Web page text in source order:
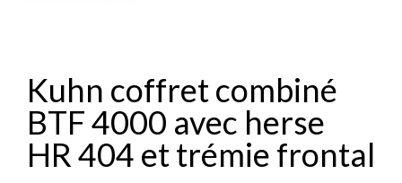
Kuhn coffret combiné
BTF 4000 avec herse
HR 404 et trémie frontal